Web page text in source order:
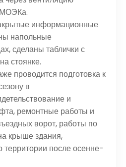
информационные
напольные
сделаны таблички с
стоянке.
проводится подготовка к
в
и
ремонтные работы и
ворот, работы по
крыше здания,
территории после осенне-